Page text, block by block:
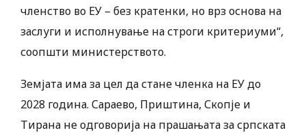
членство во ЕУ – без кратенки, но врз основа на
заслуги и исполнување на строги критериуми“,
соопшти министерството.
Земјата има за цел да стане членка на ЕУ до
2028 година. Сараево, Приштина, Скопјe и
Тирана не одговорија на прашањата за српската